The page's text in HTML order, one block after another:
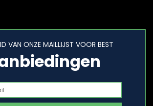
VAN ONZE MAILLIJST VOOR BEST